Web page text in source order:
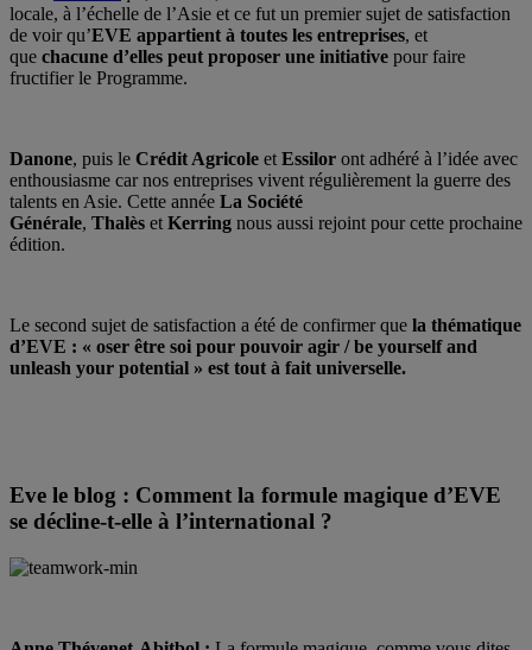
locale, à l’échelle de l’Asie et ce fut un premier sujet de satisfaction
de voir qu’EVE appartient à toutes les entreprises, et
que chacune d’elles peut proposer une initiative pour faire
fructifier le Programme.
Danone, puis le Crédit Agricole et Essilor ont adhéré à l’idée avec
enthousiasme car nos entreprises vivent régulièrement la guerre des
talents en Asie. Cette année La Société
Générale, Thalès et Kerring nous aussi rejoint pour cette prochaine
édition.
Le second sujet de satisfaction a été de confirmer que la thématique
d’EVE : « oser être soi pour pouvoir agir / be yourself and
unleash your potential » est tout à fait universelle.
Eve le blog : Comment la formule magique d’EVE
se décline-t-elle à l’international ?